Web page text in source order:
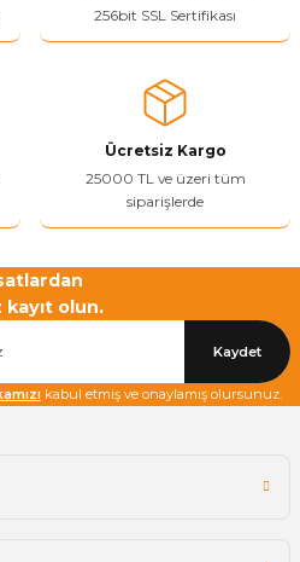
256bit SSL Sertifikası
Ücretsiz Kargo
25000 TL ve üzeri tüm
siparişlerde
olun.
Kaydet
kabul etmiş ve onaylamış olursunuz.